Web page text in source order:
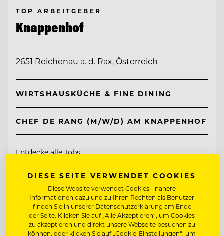
TOP ARBEITGEBER
Knappenhof
2651 Reichenau a. d. Rax, Österreich
WIRTSHAUSKÜCHE & FINE DINING
CHEF DE RANG (M/W/D) AM KNAPPENHOF
Entdecke alle Jobs
DIESE SEITE VERWENDET COOKIES
Diese Website verwendet Cookies - nähere
Informationen dazu und zu Ihren Rechten als Benutzer
finden Sie in unserer Datenschutzerklärung am Ende
der Seite. Klicken Sie auf „Alle Akzeptieren“, um Cookies
zu akzeptieren und direkt unsere Webseite besuchen zu
können, oder klicken Sie auf „Cookie-Einstellungen“, um